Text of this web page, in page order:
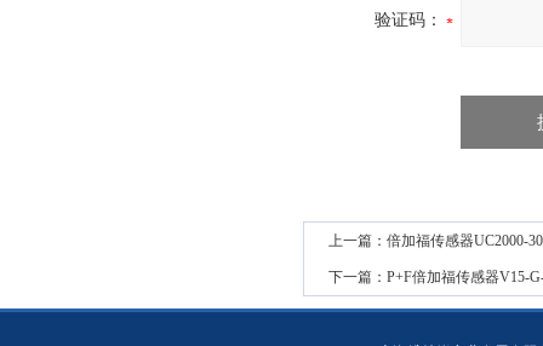
验证码：
上一篇： 倍加福传感器UC2000-
下一篇： P+F倍加福传感器V15-